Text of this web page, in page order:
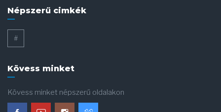
Népszerű cimkék
#
Kövess minket
Kövess minket népszerű oldalakon